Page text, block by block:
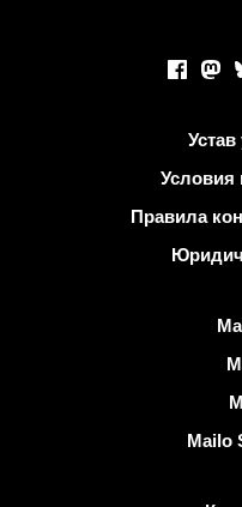
Устав
Условия
Правила
Mailo